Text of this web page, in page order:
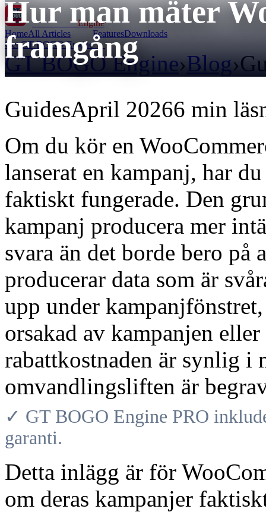
GT BOGOEngine
HomeAll Articles FeaturesDownloads
Get GT BOGO Engine →
GT BOGO Engine›Blog›
Hur man mäter
framgång
GuidesApril 20266 min
Om du kör en
lanserat en kampanj, har
faktiskt fungerade. Den
kampanj producera mer
svara än det borde bero
producerar data som är
upp under
orsakad av kampanjen
rabattkostnaden är synlig i
omvandlingsliften är
✓ GT BOGO Engine PRO
garanti.
Detta inlägg är för
om deras kampanjer